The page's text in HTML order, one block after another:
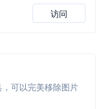
访问
可以完美移除图片